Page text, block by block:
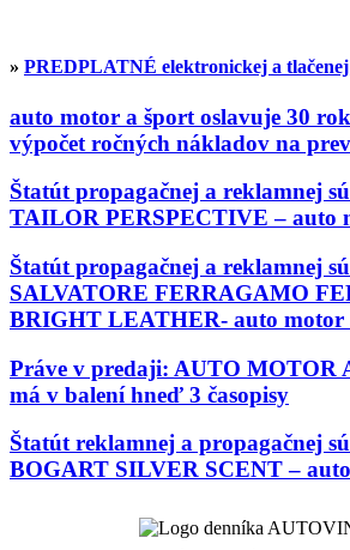
» PREDPLATNÉ elektronickej a
auto motor a šport oslavuje 30
výpočet ročných nákladov na
Štatút propagačnej a reklamnej
TAILOR PERSPECTIVE – auto
Štatút propagačnej a reklamnej
SALVATORE FERRAGAMO
BRIGHT LEATHER- auto motor
Práve v predaji: AUTO MOTOR
má v balení hneď 3 časopisy
Štatút reklamnej a propagačnej
BOGART SILVER SCENT –